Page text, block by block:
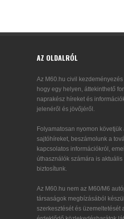
AZ OLDALRÓL
Az M60.hu civil
hogy egy helyen, áttekinthető
naprakész híreket és
jelenéről és jövőjéről.
Folyamatosan nyomon
sajtóhíreket, beszámolunk a
kapcsolatos információkról,
úthasználók számára is aktuális
biztosítunk.
Az M60.hu nem az M60/M6
társaságok megbízásából
szerkesztését és üzemeltetését